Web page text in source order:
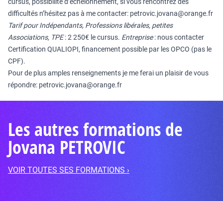
difficultés n’hésitez pas à me contacter: petrovic.jovana@orange.fr
Tarif pour Indépendants, Professions libérales, petites
Associations, TPE: 2 250€ le cursus. Entreprise: nous contacter
Certification QUALIOPI, financement possible par les OPCO (pas le
CPF).
Pour de plus amples renseignements je me ferai un plaisir de vous
répondre: petrovic.jovana@orange.fr
Les autres formations de
Jovana PETROVIC
VOIR TOUTES SES FORMATIONS ›